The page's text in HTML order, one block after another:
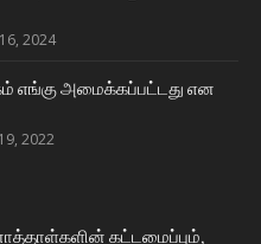
2024
எங்கு அமைக்கப்பட்டது என
2022
கட்டமைப்பும்,